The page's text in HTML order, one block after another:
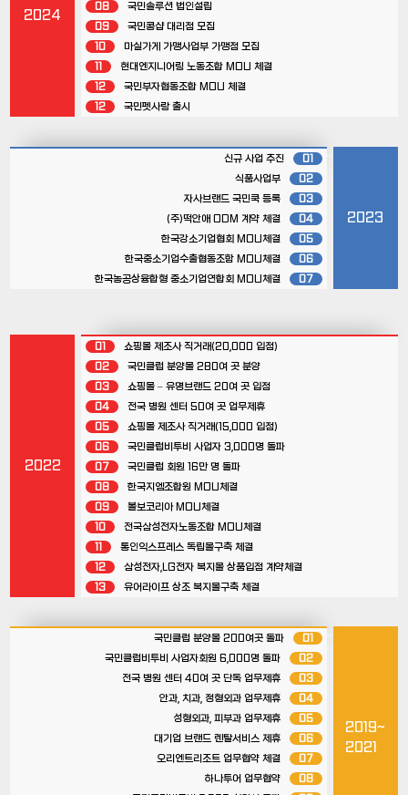
2024
08
국민솔루션 법인설립
09
국민콩샵 대리점 모집
10
마실가게 가맹사업부 가맹점 모집
현대엔지니어링 노동조합 MOU 체결
12
국민부자협동조합 MOU 체결
12
국민펫사랑 출시
신규 사업 추진
01
식품사업부
02
자사브랜드 국민쿡 등록
03
(주)떡안애 ODM 계약 체결
04
한국강소기업협회 MOU체결
05
한국중소기업수출협동조함 MOU체결
06
한국농공상융합형 중소기업연합회 MOU체결
07
2023
2022
01
쇼핑몰 제조사 직거래(20,000 입점)
02
국민클럽 분양몰 280여 곳 분양
03
쇼핑몰 – 유명브랜드 20여 곳 입점
04
전국 병원 센터 50여 곳 업무제휴
05
쇼핑몰 제조사 직거래(15,000 입점)
06
국민클럽비투비 사업자 3,000명 돌파
07
국민클럽 회원 16만 명 돌파
08
한국지엠조합원 MOU체결
09
볼보코리아 MOU체결
10
전국삼성전자노동조합 MOU체결
11
통인익스프레스 독립몰구축 체결
12
삼성전자,LG전자 복지몰 상품입점 계약체결
13
유어라이프 상조 복지몰구축 체결
국민클럽 분양몰 200여곳 돌파
01
국민클럽비투비 사업자회원 6,000명 돌파
02
전국 병원 센터 40여 곳 단독 업무제휴
03
안과, 치과, 정형외과 업무제휴
04
성형외과, 피부과 업무제휴
05
대기업 브랜드 렌탈서비스 제휴
06
오리엔트리조트 업무협약 체결
07
하나투어 업무협약
08
2019~
2021